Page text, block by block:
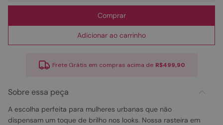
Comprar
Adicionar ao carrinho
Frete Grátis em compras acima de R$499,90
Sobre essa peça
A escolha perfeita para mulheres urbanas que não
dispensam um toque de brilho nos looks. Nossa rasteira em